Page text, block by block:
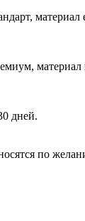
материал
дней.
по